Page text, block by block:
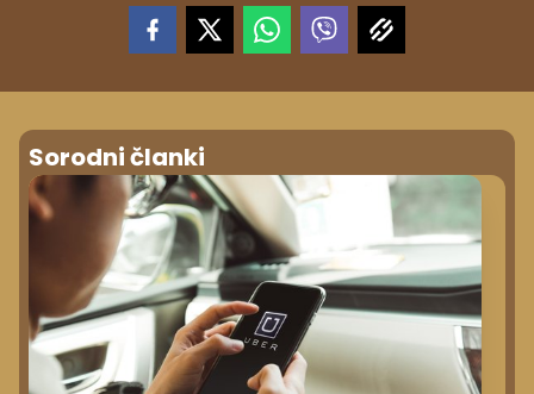
Sorodni članki